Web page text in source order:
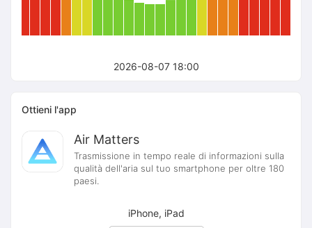
2026-08-07 18:00
Ottieni l'app
Air Matters
Trasmissione in tempo reale di informazioni sulla
qualità dell'aria sul tuo smartphone per oltre 180
paesi.
iPhone, iPad